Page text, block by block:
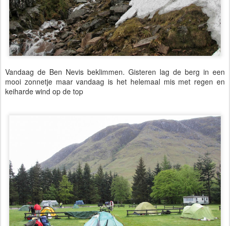
Vandaag de Ben Nevis beklimmen. Gisteren lag de berg in een
mooi zonnetje maar vandaag is het helemaal mis met regen en
keiharde wind op de top